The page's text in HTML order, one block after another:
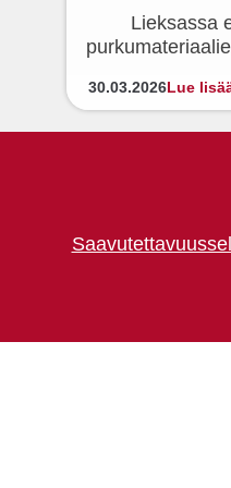
Lieksassa
30.03.2026Lue